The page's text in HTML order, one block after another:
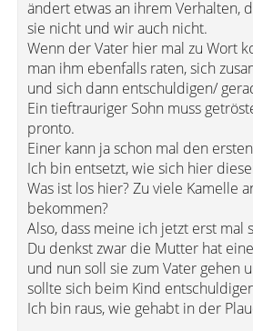
ändert etwas an ihrem Verhalten,
sie nicht und wir auch nicht.
Wenn der Vater hier mal zu Wort
man ihm ebenfalls raten, sich
und sich dann entschuldigen/
Ein tieftrauriger Sohn muss
pronto.
Einer kann ja schon mal den
Ich bin entsetzt, wie sich hier
Was ist los hier? Zu viele Kamelle
bekommen?
Also, dass meine ich jetzt erst mal
Du denkst zwar die Mutter hat
und nun soll sie zum Vater gehen
sollte sich beim Kind
Ich bin raus, wie gehabt in der